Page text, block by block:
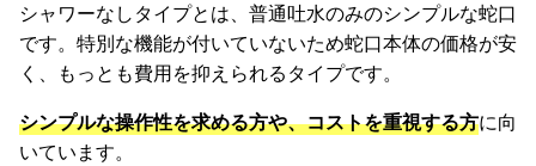
シャワーなしタイプとは、普通吐水のみのシンプルな蛇口
です。特別な機能が付いていないため蛇口本体の価格が安
く、もっとも費用を抑えられるタイプです。
シンプルな操作性を求める方や、コストを重視する方に向
いています。